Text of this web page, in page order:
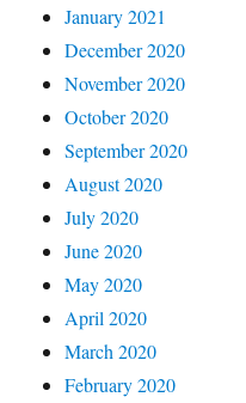
January 2021
December 2020
November 2020
October 2020
September 2020
August 2020
July 2020
June 2020
May 2020
April 2020
March 2020
February 2020